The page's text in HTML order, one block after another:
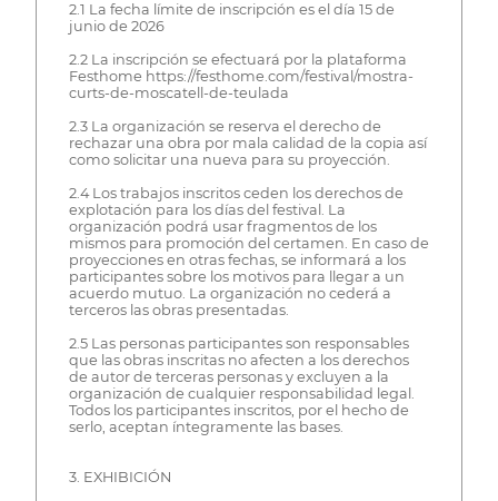
2.1 La fecha límite de inscripción es el día 15 de
junio de 2026
2.2 La inscripción se efectuará por la plataforma
Festhome https://festhome.com/festival/mostra-
curts-de-moscatell-de-teulada
2.3 La organización se reserva el derecho de
rechazar una obra por mala calidad de la copia así
como solicitar una nueva para su proyección.
2.4 Los trabajos inscritos ceden los derechos de
explotación para los días del festival. La
organización podrá usar fragmentos de los
mismos para promoción del certamen. En caso de
proyecciones en otras fechas, se informará a los
participantes sobre los motivos para llegar a un
acuerdo mutuo. La organización no cederá a
terceros las obras presentadas.
2.5 Las personas participantes son responsables
que las obras inscritas no afecten a los derechos
de autor de terceras personas y excluyen a la
organización de cualquier responsabilidad legal.
Todos los participantes inscritos, por el hecho de
serlo, aceptan íntegramente las bases.
3. EXHIBICIÓN